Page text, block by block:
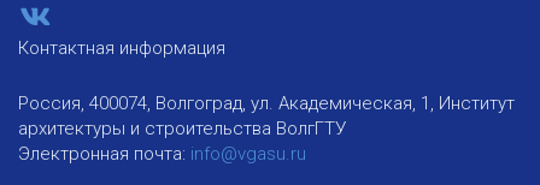
Контактная информация
Россия, 400074, Волгоград, ул. Академическая, 1, Институт
архитектуры и строительства ВолгГТУ
Электронная почта: info@vgasu.ru